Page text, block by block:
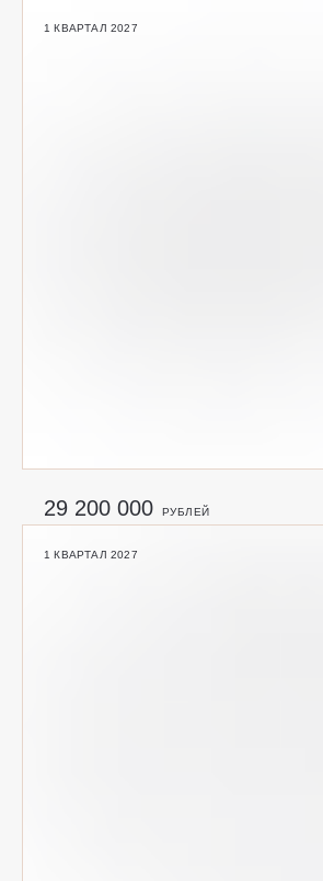
29 200 000 РУБЛЕЙ
1 КВАРТАЛ 2027
1 КВАРТАЛ 2027